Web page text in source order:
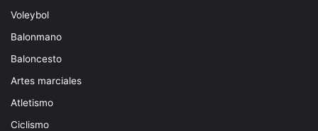
Voleybol
Balonmano
Baloncesto
Artes marciales
Atletismo
Ciclismo